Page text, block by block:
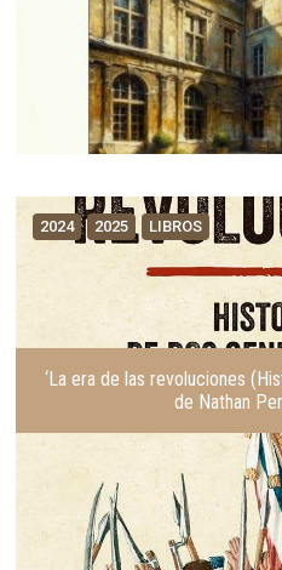
2024 2025 LIBROS
‘La era de las revoluciones
de Nathan